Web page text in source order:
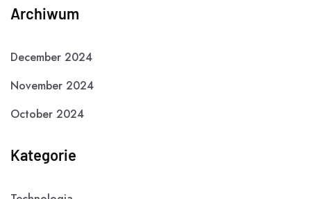
Archiwum
December 2024
November 2024
October 2024
Kategorie